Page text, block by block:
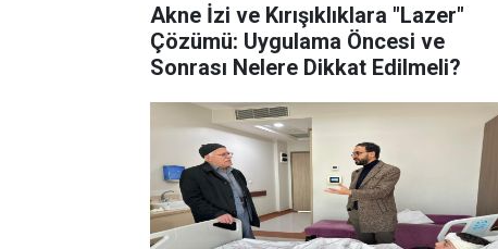
Akne İzi ve Kırışıklıklara "Lazer"
Çözümü: Uygulama Öncesi ve
Sonrası Nelere Dikkat Edilmeli?